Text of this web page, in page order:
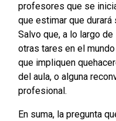
profesores que se
que estimar que
Salvo que, a lo largo
otras tares en el
que impliquen
del aula, o alguna
profesional.
En suma, la pregunta